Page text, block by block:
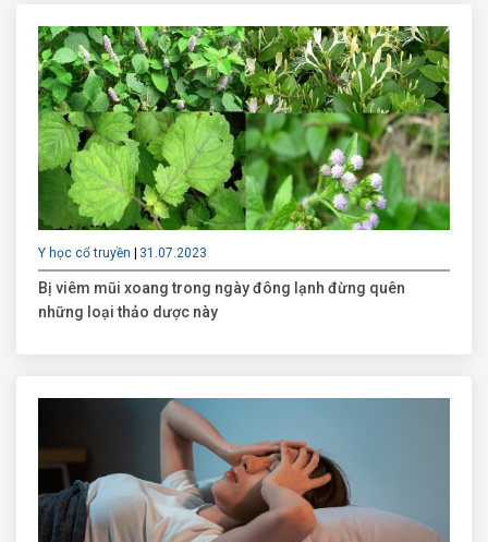
Y học cổ truyền 31.07.2023
Bị viêm mũi xoang trong ngày đông lạnh đừng quên
những loại thảo dược này